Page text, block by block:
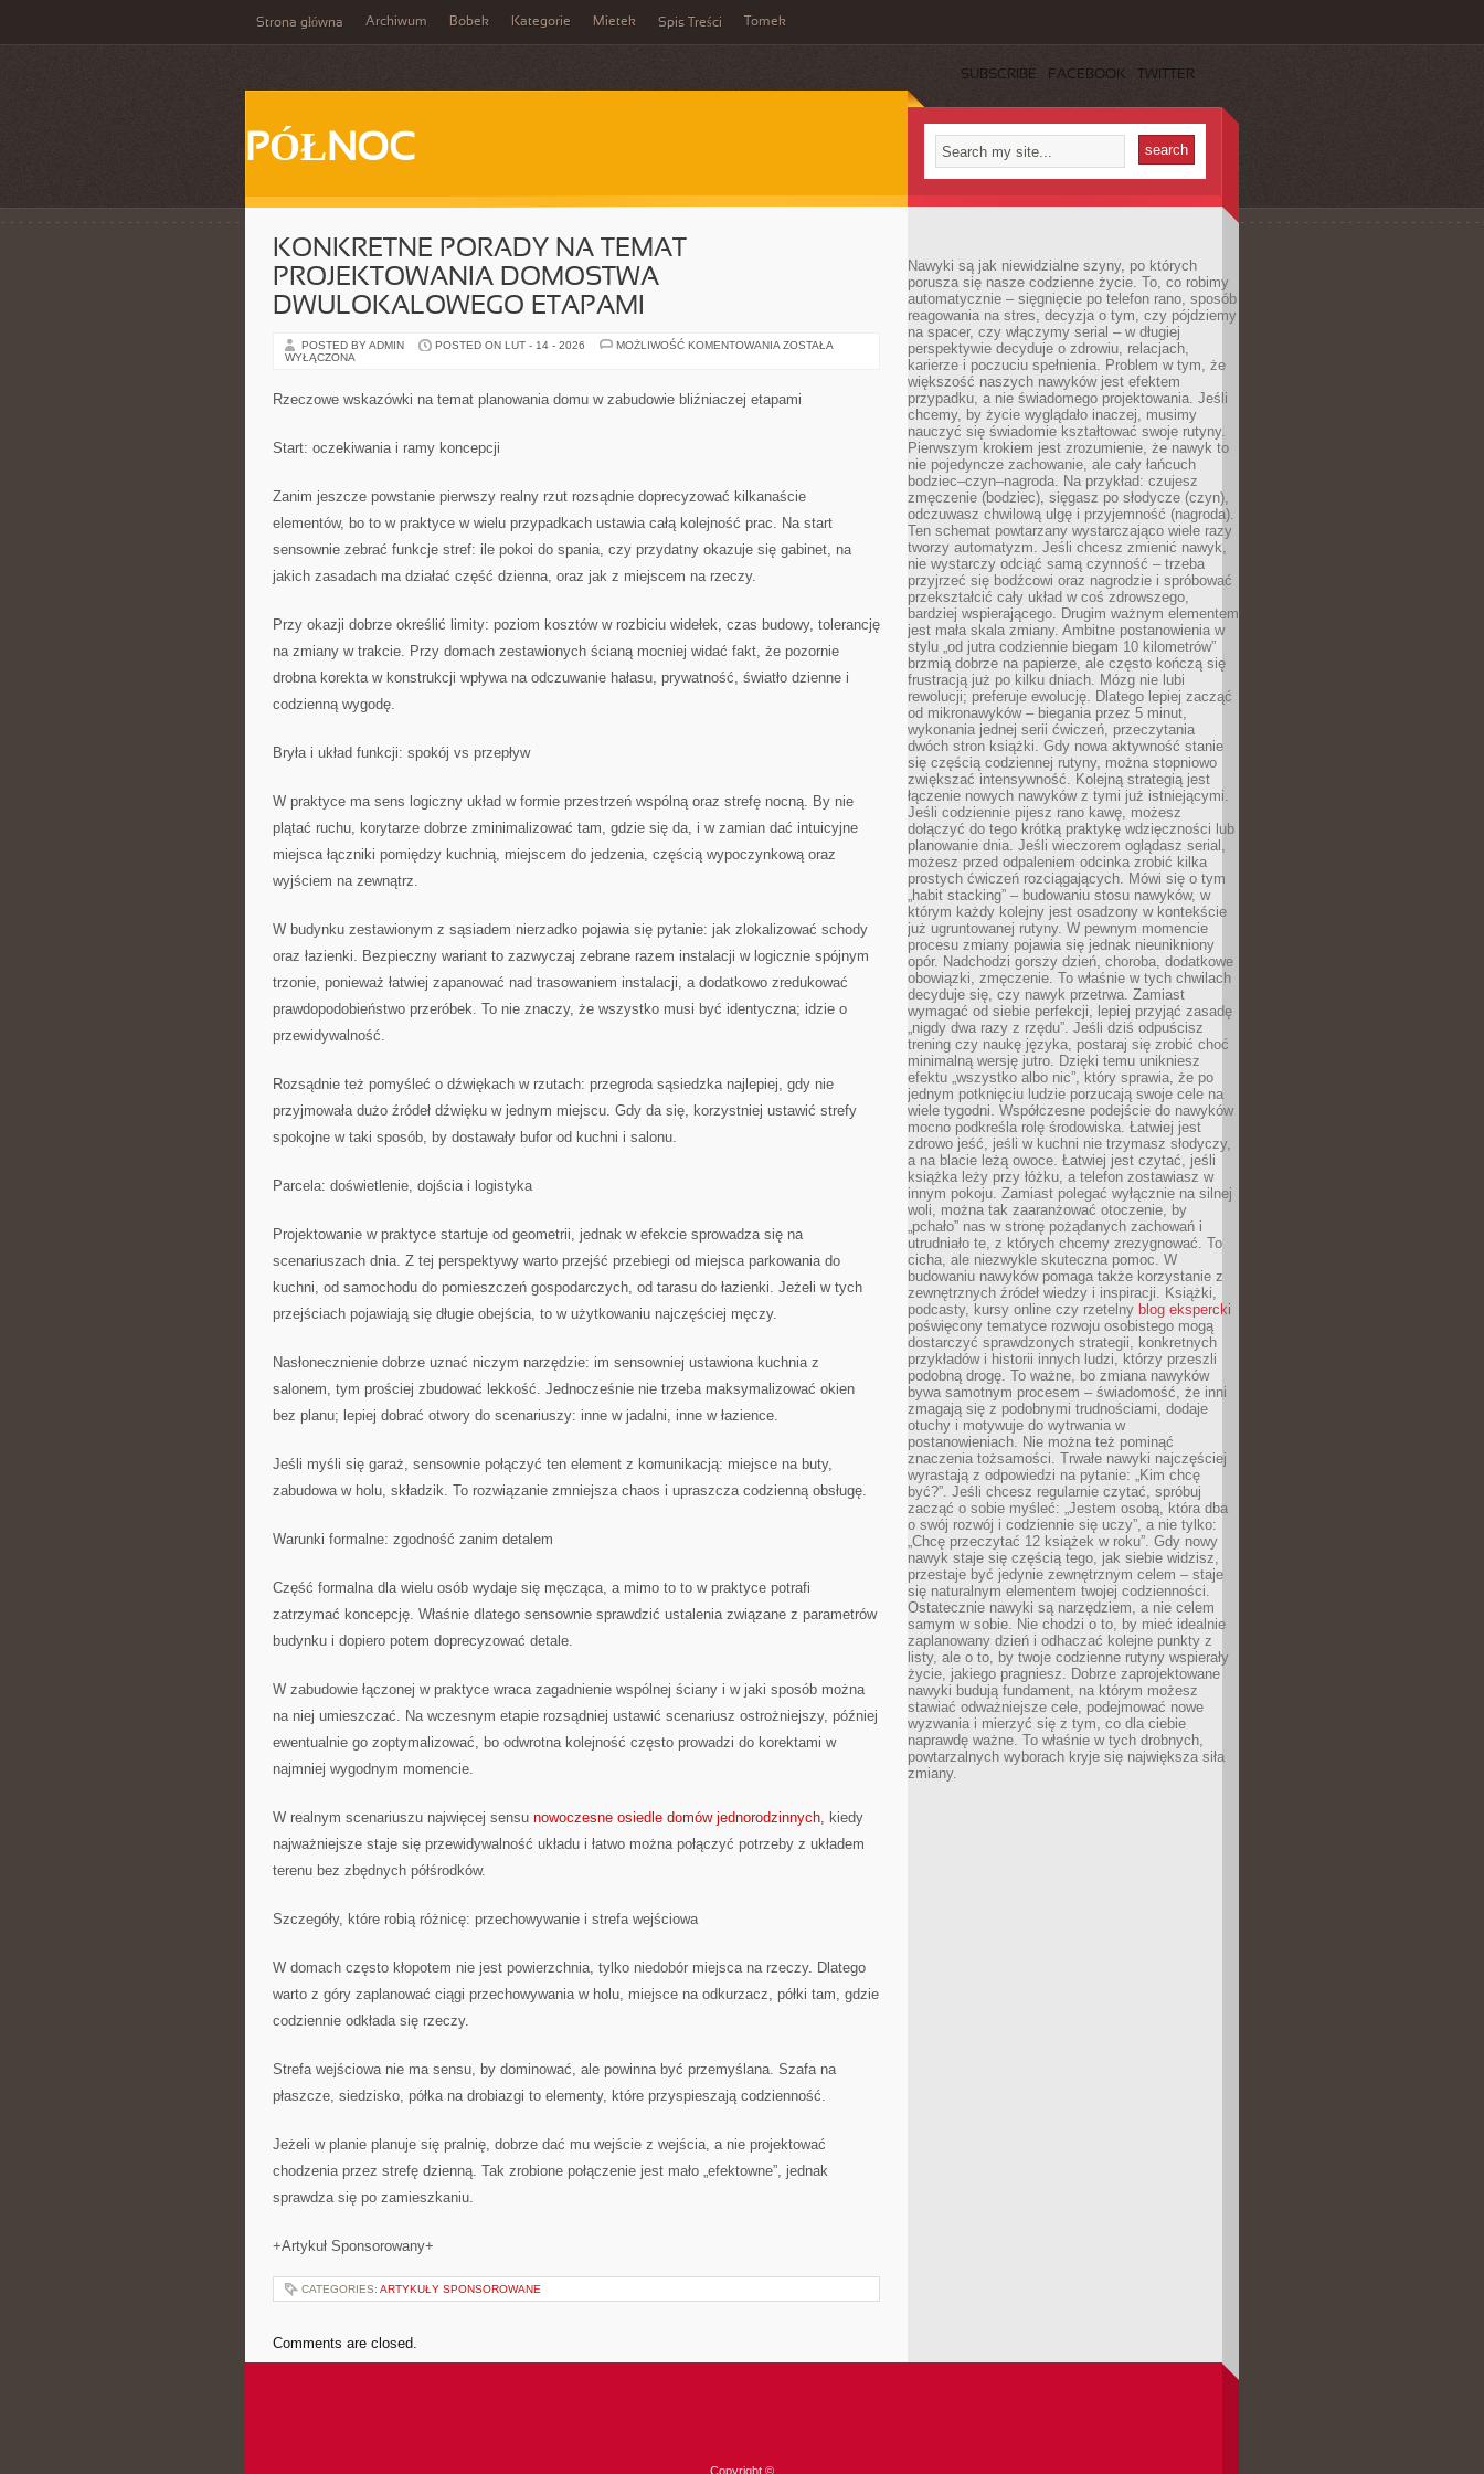
Strona główna Archiwum Bobek Kategorie Mietek Spis Treści Tomek
SUBSCRIBE FACEBOOK TWITTER
PÓŁNOC
KONKRETNE PORADY NA TEMAT
PROJEKTOWANIA DOMOSTWA
DWULOKALOWEGO ETAPAMI
POSTED BY ADMIN POSTED ON LUT - 14 - 2026 MOŻLIWOŚĆ KOMENTOWANIA KONKRETNE
PROJEKTOWANIA
DOMOSTWA
ZOSTAŁA
WYŁĄCZONA
Rzeczowe wskazówki na temat planowania domu w zabudowie bliźniaczej etapami
Start: oczekiwania i ramy koncepcji
Zanim jeszcze powstanie pierwszy realny rzut rozsądnie doprecyzować kilkanaście
elementów, bo to w praktyce w wielu przypadkach ustawia całą kolejność prac. Na start
sensownie zebrać funkcje stref: ile pokoi do spania, czy przydatny okazuje się gabinet, na
jakich zasadach ma działać część dzienna, oraz jak z miejscem na rzeczy.
Przy okazji dobrze określić limity: poziom kosztów w rozbiciu widełek, czas budowy, tolerancję
na zmiany w trakcie. Przy domach zestawionych ścianą mocniej widać fakt, że pozornie
drobna korekta w konstrukcji wpływa na odczuwanie hałasu, prywatność, światło dzienne i
codzienną wygodę.
Bryła i układ funkcji: spokój vs przepływ
W praktyce ma sens logiczny układ w formie przestrzeń wspólną oraz strefę nocną. By nie
plątać ruchu, korytarze dobrze zminimalizować tam, gdzie się da, i w zamian dać intuicyjne
miejsca łączniki pomiędzy kuchnią, miejscem do jedzenia, częścią wypoczynkową oraz
wyjściem na zewnątrz.
W budynku zestawionym z sąsiadem nierzadko pojawia się pytanie: jak zlokalizować schody
oraz łazienki. Bezpieczny wariant to zazwyczaj zebrane razem instalacji w logicznie spójnym
trzonie, ponieważ łatwiej zapanować nad trasowaniem instalacji, a dodatkowo zredukować
prawdopodobieństwo przeróbek. To nie znaczy, że wszystko musi być identyczna; idzie o
przewidywalność.
Rozsądnie też pomyśleć o dźwiękach w rzutach: przegroda sąsiedzka najlepiej, gdy nie
przyjmowała dużo źródeł dźwięku w jednym miejscu. Gdy da się, korzystniej ustawić strefy
spokojne w taki sposób, by dostawały bufor od kuchni i salonu.
Parcela: doświetlenie, dojścia i logistyka
Projektowanie w praktyce startuje od geometrii, jednak w efekcie sprowadza się na
scenariuszach dnia. Z tej perspektywy warto przejść przebiegi od miejsca parkowania do
kuchni, od samochodu do pomieszczeń gospodarczych, od tarasu do łazienki. Jeżeli w tych
przejściach pojawiają się długie obejścia, to w użytkowaniu najczęściej męczy.
Nasłonecznienie dobrze uznać niczym narzędzie: im sensowniej ustawiona kuchnia z
salonem, tym prościej zbudować lekkość. Jednocześnie nie trzeba maksymalizować okien
bez planu; lepiej dobrać otwory do scenariuszy: inne w jadalni, inne w łazience.
Jeśli myśli się garaż, sensownie połączyć ten element z komunikacją: miejsce na buty,
zabudowa w holu, składzik. To rozwiązanie zmniejsza chaos i upraszcza codzienną obsługę.
Warunki formalne: zgodność zanim detalem
Część formalna dla wielu osób wydaje się męcząca, a mimo to to w praktyce potrafi
zatrzymać koncepcję. Właśnie dlatego sensownie sprawdzić ustalenia związane z parametrów
budynku i dopiero potem doprecyzować detale.
W zabudowie łączonej w praktyce wraca zagadnienie wspólnej ściany i w jaki sposób można
na niej umieszczać. Na wczesnym etapie rozsądniej ustawić scenariusz ostrożniejszy, później
ewentualnie go zoptymalizować, bo odwrotna kolejność często prowadzi do korektami w
najmniej wygodnym momencie.
W realnym scenariuszu najwięcej sensu nowoczesne osiedle domów jednorodzinnych, kiedy
najważniejsze staje się przewidywalność układu i łatwo można połączyć potrzeby z układem
terenu bez zbędnych półśrodków.
Szczegóły, które robią różnicę: przechowywanie i strefa wejściowa
W domach często kłopotem nie jest powierzchnia, tylko niedobór miejsca na rzeczy. Dlatego
warto z góry zaplanować ciągi przechowywania w holu, miejsce na odkurzacz, półki tam, gdzie
codziennie odkłada się rzeczy.
Strefa wejściowa nie ma sensu, by dominować, ale powinna być przemyślana. Szafa na
płaszcze, siedzisko, półka na drobiazgi to elementy, które przyspieszają codzienność.
Jeżeli w planie planuje się pralnię, dobrze dać mu wejście z wejścia, a nie projektować
chodzenia przez strefę dzienną. Tak zrobione połączenie jest mało „efektowne”, jednak
sprawdza się po zamieszkaniu.
+Artykuł Sponsorowany+
CATEGORIES: ARTYKUŁY SPONSOROWANE
Comments are closed.
Nawyki są jak niewidzialne szyny, po których
porusza się nasze codzienne życie. To, co robimy
automatycznie – sięgnięcie po telefon rano, sposób
reagowania na stres, decyzja o tym, czy pójdziemy
na spacer, czy włączymy serial – w długiej
perspektywie decyduje o zdrowiu, relacjach,
karierze i poczuciu spełnienia. Problem w tym, że
większość naszych nawyków jest efektem
przypadku, a nie świadomego projektowania. Jeśli
chcemy, by życie wyglądało inaczej, musimy
nauczyć się świadomie kształtować swoje rutyny.
Pierwszym krokiem jest zrozumienie, że nawyk to
nie pojedyncze zachowanie, ale cały łańcuch
bodziec–czyn–nagroda. Na przykład: czujesz
zmęczenie (bodziec), sięgasz po słodycze (czyn),
odczuwasz chwilową ulgę i przyjemność (nagroda).
Ten schemat powtarzany wystarczająco wiele razy
tworzy automatyzm. Jeśli chcesz zmienić nawyk,
nie wystarczy odciąć samą czynność – trzeba
przyjrzeć się bodźcowi oraz nagrodzie i spróbować
przekształcić cały układ w coś zdrowszego,
bardziej wspierającego. Drugim ważnym elementem
jest mała skala zmiany. Ambitne postanowienia w
stylu „od jutra codziennie biegam 10 kilometrów”
brzmią dobrze na papierze, ale często kończą się
frustracją już po kilku dniach. Mózg nie lubi
rewolucji; preferuje ewolucję. Dlatego lepiej zacząć
od mikronawyków – biegania przez 5 minut,
wykonania jednej serii ćwiczeń, przeczytania
dwóch stron książki. Gdy nowa aktywność stanie
się częścią codziennej rutyny, można stopniowo
zwiększać intensywność. Kolejną strategią jest
łączenie nowych nawyków z tymi już istniejącymi.
Jeśli codziennie pijesz rano kawę, możesz
dołączyć do tego krótką praktykę wdzięczności lub
planowanie dnia. Jeśli wieczorem oglądasz serial,
możesz przed odpaleniem odcinka zrobić kilka
prostych ćwiczeń rozciągających. Mówi się o tym
„habit stacking” – budowaniu stosu nawyków, w
którym każdy kolejny jest osadzony w kontekście
już ugruntowanej rutyny. W pewnym momencie
procesu zmiany pojawia się jednak nieunikniony
opór. Nadchodzi gorszy dzień, choroba, dodatkowe
obowiązki, zmęczenie. To właśnie w tych chwilach
decyduje się, czy nawyk przetrwa. Zamiast
wymagać od siebie perfekcji, lepiej przyjąć zasadę
„nigdy dwa razy z rzędu”. Jeśli dziś odpuścisz
trening czy naukę języka, postaraj się zrobić choć
minimalną wersję jutro. Dzięki temu unikniesz
efektu „wszystko albo nic”, który sprawia, że po
jednym potknięciu ludzie porzucają swoje cele na
wiele tygodni. Współczesne podejście do nawyków
mocno podkreśla rolę środowiska. Łatwiej jest
zdrowo jeść, jeśli w kuchni nie trzymasz słodyczy,
a na blacie leżą owoce. Łatwiej jest czytać, jeśli
książka leży przy łóżku, a telefon zostawiasz w
innym pokoju. Zamiast polegać wyłącznie na silnej
woli, można tak zaaranżować otoczenie, by
„pchało” nas w stronę pożądanych zachowań i
utrudniało te, z których chcemy zrezygnować. To
cicha, ale niezwykle skuteczna pomoc. W
budowaniu nawyków pomaga także korzystanie z
zewnętrznych źródeł wiedzy i inspiracji. Książki,
podcasty, kursy online czy rzetelny blog ekspercki
poświęcony tematyce rozwoju osobistego mogą
dostarczyć sprawdzonych strategii, konkretnych
przykładów i historii innych ludzi, którzy przeszli
podobną drogę. To ważne, bo zmiana nawyków
bywa samotnym procesem – świadomość, że inni
zmagają się z podobnymi trudnościami, dodaje
otuchy i motywuje do wytrwania w
postanowieniach. Nie można też pominąć
znaczenia tożsamości. Trwałe nawyki najczęściej
wyrastają z odpowiedzi na pytanie: „Kim chcę
być?”. Jeśli chcesz regularnie czytać, spróbuj
zacząć o sobie myśleć: „Jestem osobą, która dba
o swój rozwój i codziennie się uczy”, a nie tylko:
„Chcę przeczytać 12 książek w roku”. Gdy nowy
nawyk staje się częścią tego, jak siebie widzisz,
przestaje być jedynie zewnętrznym celem – staje
się naturalnym elementem twojej codzienności.
Ostatecznie nawyki są narzędziem, a nie celem
samym w sobie. Nie chodzi o to, by mieć idealnie
zaplanowany dzień i odhaczać kolejne punkty z
listy, ale o to, by twoje codzienne rutyny wspierały
życie, jakiego pragniesz. Dobrze zaprojektowane
nawyki budują fundament, na którym możesz
stawiać odważniejsze cele, podejmować nowe
wyzwania i mierzyć się z tym, co dla ciebie
naprawdę ważne. To właśnie w tych drobnych,
powtarzalnych wyborach kryje się największa siła
zmiany.
Copyright ©